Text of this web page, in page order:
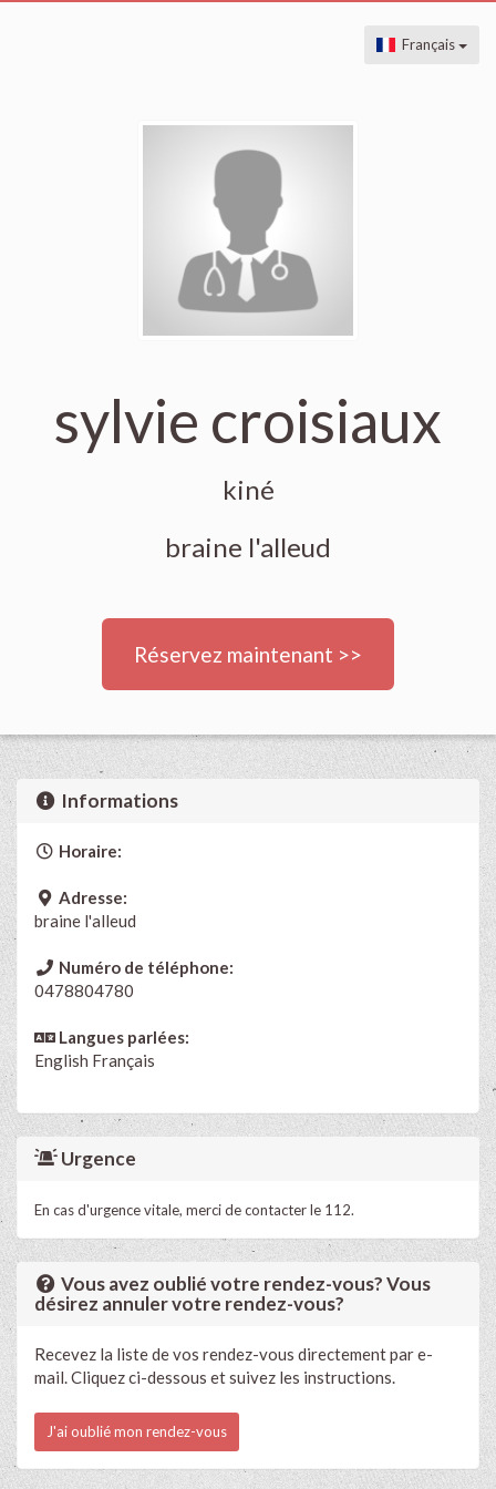
Français
sylvie croisiaux
kiné
braine l'alleud
Réservez maintenant >>
Informations
Horaire:
Adresse:
braine l'alleud
Numéro de téléphone:
0478804780
Langues parlées:
English Français
Urgence
En cas d'urgence vitale, merci de contacter le 112.
Vous avez oublié votre rendez-vous? Vous
désirez annuler votre rendez-vous?
Recevez la liste de vos rendez-vous directement par e-
mail. Cliquez ci-dessous et suivez les instructions.
J'ai oublié mon rendez-vous